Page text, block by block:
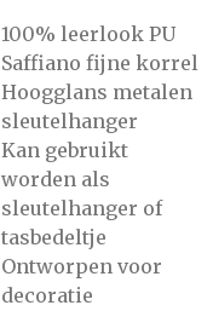
100% leerlook PU
Saffiano fijne korrel
Hoogglans metalen
sleutelhanger
Kan gebruikt
worden als
sleutelhanger of
tasbedeltje
Ontworpen voor
decoratie